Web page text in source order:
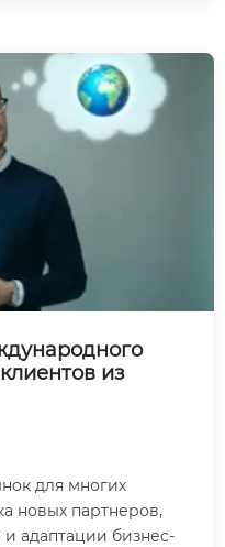
из
для многих
новых партнеров,
адаптации бизнес-